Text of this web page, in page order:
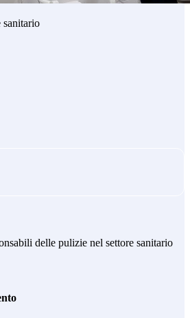
sanitario
delle pulizie nel settore sanitario